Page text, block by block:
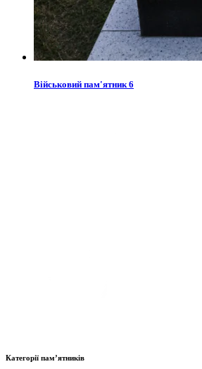
Військовий пам'ятник 6
Категорії пам’ятників